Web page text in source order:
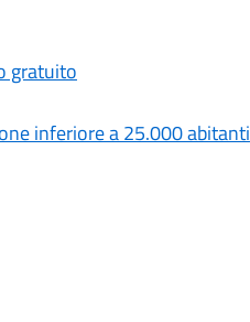
gratuito
inferiore a 25.000 abitanti